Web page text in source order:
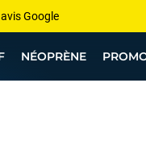
chez Funway
cher ailleurs ? On
NÉOPRÈNE